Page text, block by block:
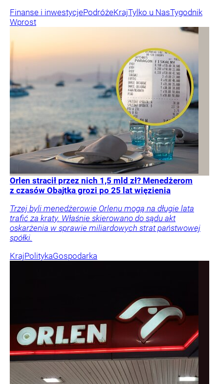
Finanse i inwestycjePodróżeKrajTylko u NasTygodnik
Wprost
Orlen stracił przez nich 1,5 mld zł? Menedżerom
z czasów Obajtka grozi po 25 lat więzienia
Trzej byli menedżerowie Orlenu mogą na długie lata
trafić za kraty. Właśnie skierowano do sądu akt
oskarżenia w sprawie miliardowych strat państwowej
spółki.
KrajPolitykaGospodarka